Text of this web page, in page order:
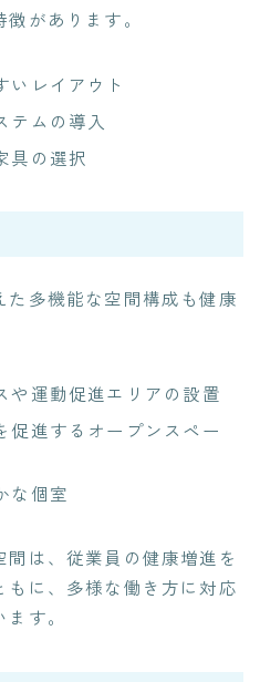
があります。
いレイアウト
テムの導入
具の選択
多機能な空間構成も健康
や運動促進エリアの設置
促進するオープンスペー
な個室
は、従業員の健康増進を
に、多様な働き方に対応
す。